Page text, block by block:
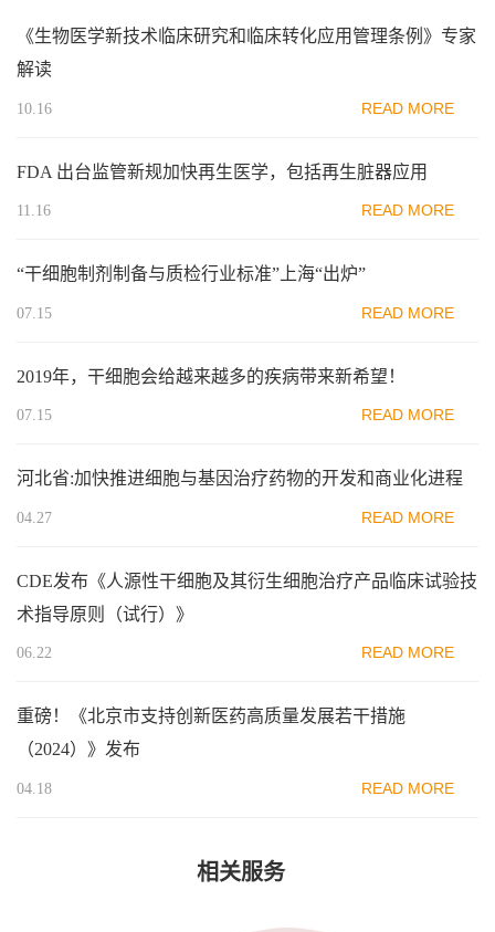
《生物医学新技术临床研究和临床转化应用管理条例》专家
解读
10.16 READ MORE
FDA 出台监管新规加快再生医学，包括再生脏器应用
11.16 READ MORE
“干细胞制剂制备与质检行业标准”上海“出炉”
07.15 READ MORE
2019年，干细胞会给越来越多的疾病带来新希望！
07.15 READ MORE
河北省:加快推进细胞与基因治疗药物的开发和商业化进程
04.27 READ MORE
CDE发布《人源性干细胞及其衍生细胞治疗产品临床试验技
术指导原则（试行）》
06.22 READ MORE
重磅！《北京市支持创新医药高质量发展若干措施
（2024）》发布
04.18 READ MORE
相关服务